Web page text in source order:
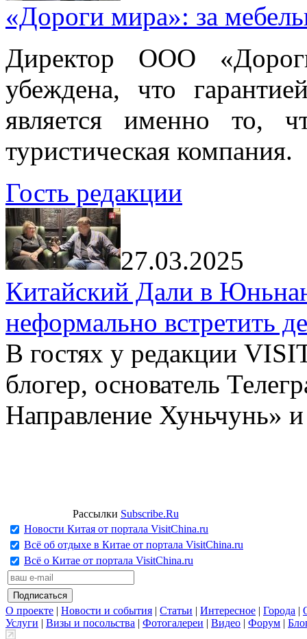
«Дороги мира»: за
Директор ООО
убеждена, что
является именно то,
туристическая компания.
Гость редакции
27.03.2025
Китайский Дали в
неформально встретить
В гостях у редакции
блогер, основатель
Направление Хуньчунь»
Рассылки Subscribe.Ru
Новости Китая от портала VisitChina.ru
Всё об отдыхе в Китае от портала VisitChina.ru
Всё о Китае от портала VisitChina.ru
О проекте | Новости и события | Статьи | Интересное | Города |
Услуги | Визы и посольства | Фотогалереи | Видео | Форум |